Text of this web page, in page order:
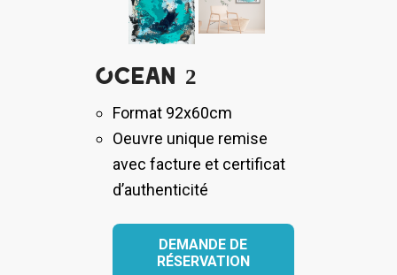
Ocean 2
Format 92x60cm
Oeuvre unique remise
avec facture et certificat
d’authenticité
DEMANDE DE
RÉSERVATION